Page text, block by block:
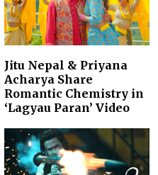
Jitu Nepal & Priyana
Acharya Share
Romantic Chemistry in
‘Lagyau Paran’ Video